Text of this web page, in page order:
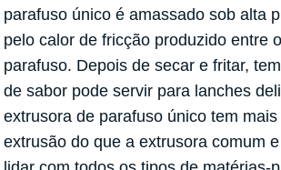
parafuso único é amassado sob alta
pelo calor de fricção produzido entre
parafuso. Depois de secar e fritar,
de sabor pode servir para lanches
extrusora de parafuso único tem
extrusão do que a extrusora comum